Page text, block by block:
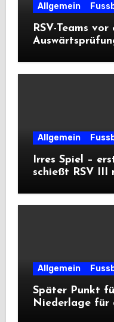
Allgemein
RSV-Teams vor
Allgemein
Irres Spiel –
schießt RSV III
Allgemein
Später Punkt
Niederlage für